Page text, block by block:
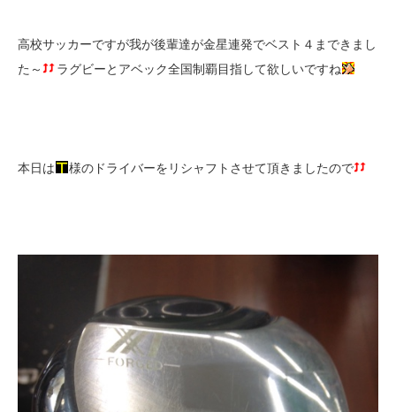
高校サッカーですが我が後輩達が金星連発でベスト４まできまし
た～
ラグビーとアベック全国制覇目指して欲しいですね
本日は 様のドライバーをリシャフトさせて頂きましたので